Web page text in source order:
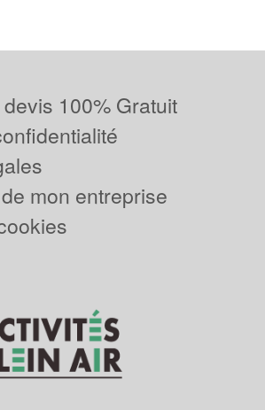
100% Gratuit
mon entreprise